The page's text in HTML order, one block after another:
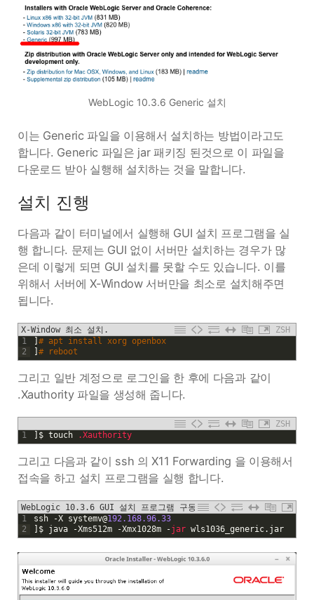
WebLogic 10.3.6 Generic 설치
이는 Generic 파일을 이용해서 설치하는 방법이라고도
합니다. Generic 파일은 jar 패키징 된것으로 이 파일을
다운로드 받아 실행해 설치하는 것을 말합니다.
설치 진행
다음과 같이 터미널에서 실행해 GUI 설치 프로그램을 실
행 합니다. 문제는 GUI 없이 서버만 설치하는 경우가 많
은데 이렇게 되면 GUI 설치를 못할 수도 있습니다. 이를
위해서 서버에 X-Window 서버만을 최소로 설치해주면
됩니다.
X-Window 최소 설치.
ZSH
1
2
] # apt install xorg openbox
] # reboot
그리고 일반 계정으로 로그인을 한 후에 다음과 같이
.Xauthority 파일을 생성해 줍니다.
ZSH
1
] $ touch .Xauthority
그리고 다음과 같이 ssh 의 X11 Forwarding 을 이용해서
접속을 하고 설치 프로그램을 실행 합니다.
WebLogic 10.3.6 GUI 설치 프로그램 구동
1
2
ssh -X systemv@192.168.96.33
] $ java -Xms512m -Xmx1028m -jar wls1036_generic. jar